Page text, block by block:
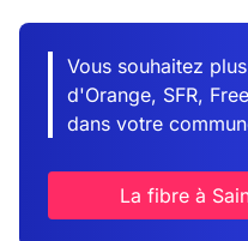
Vous souhaitez
d'Orange, SFR,
dans votre
La fibre à